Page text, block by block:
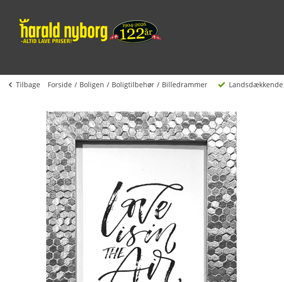
Tilbage Forside Boligen Boligtilbehør Billedrammer